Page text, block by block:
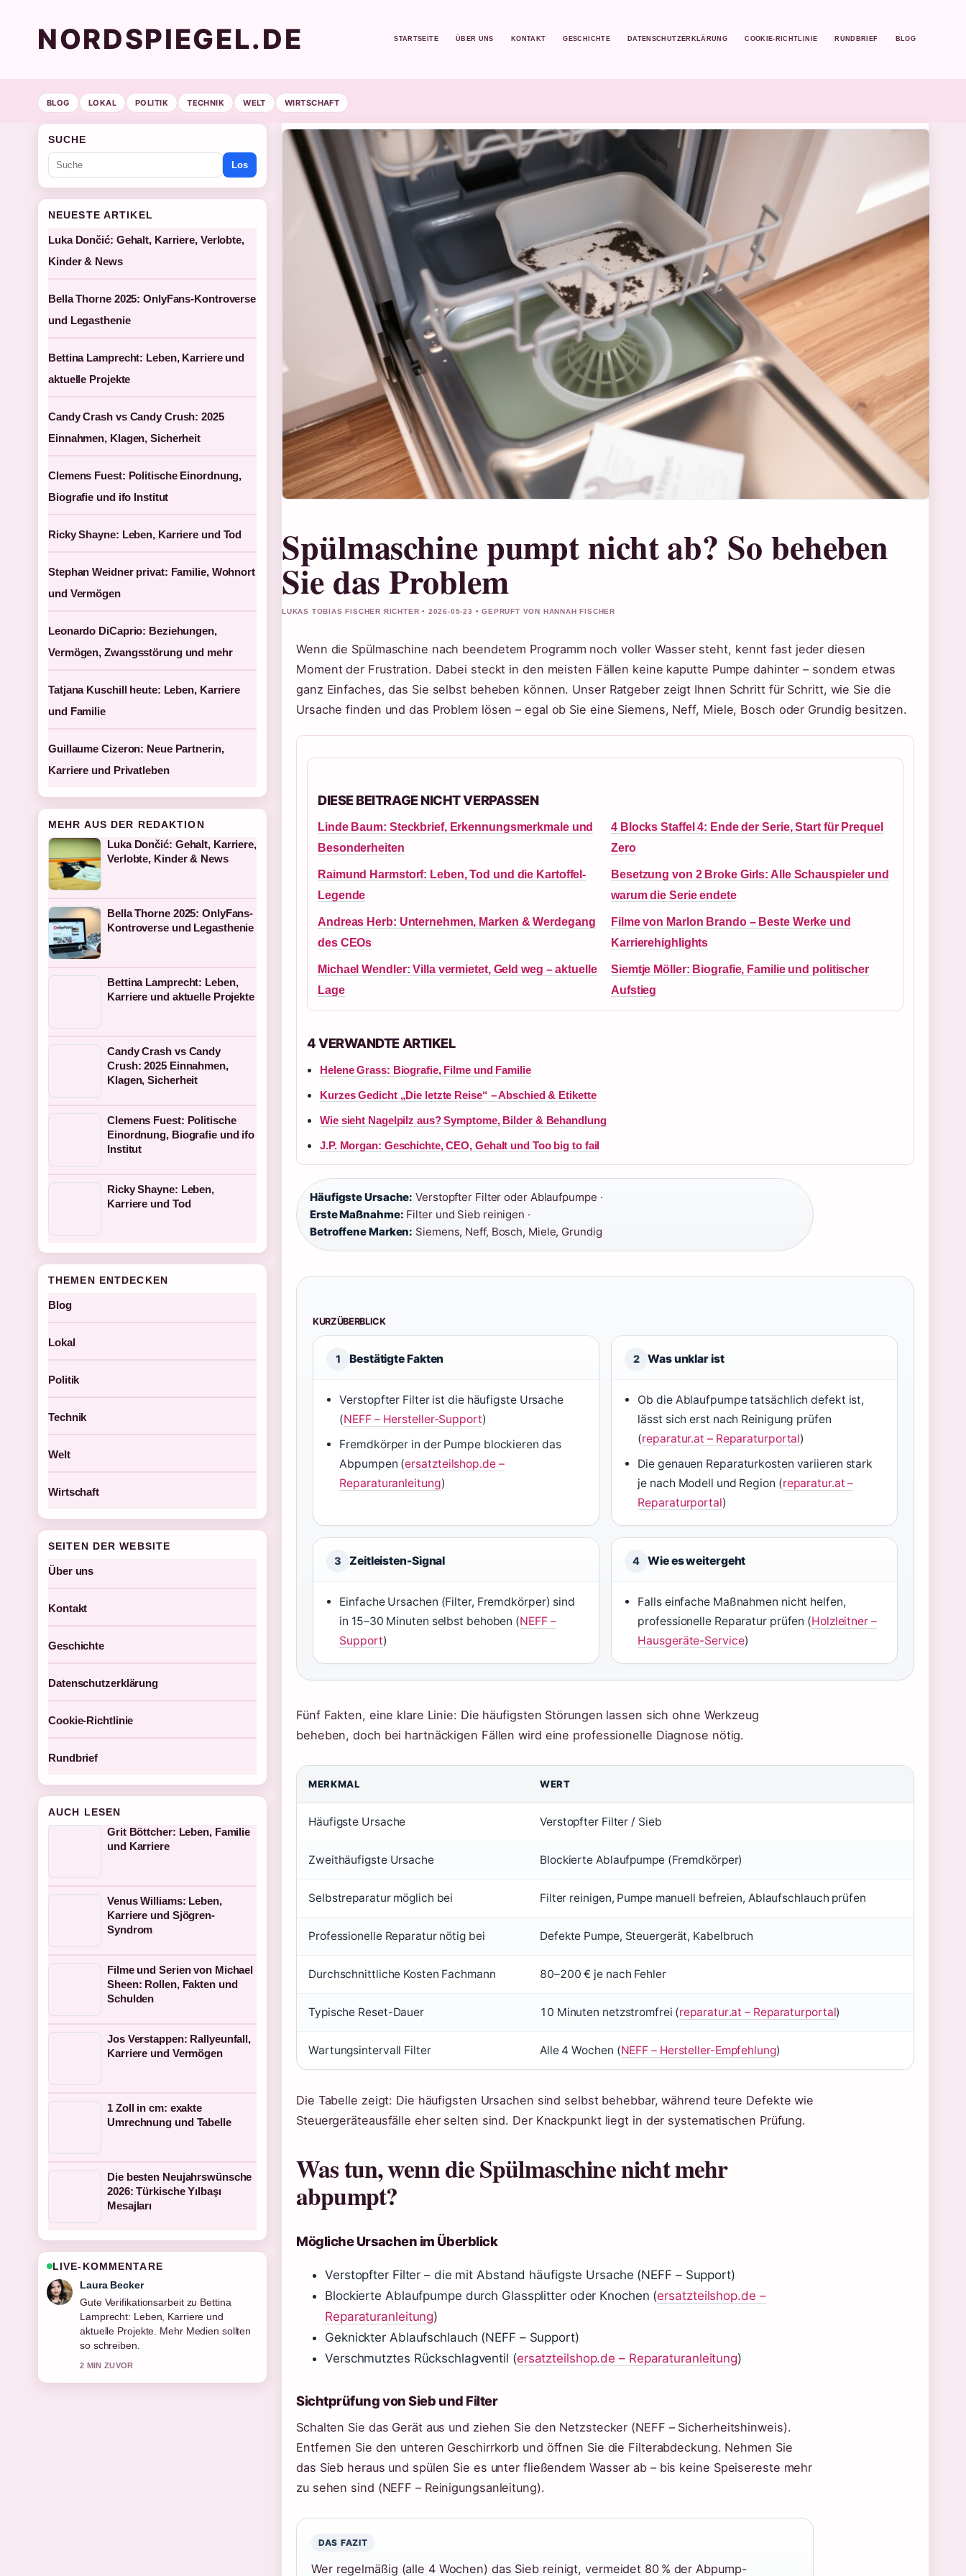
NORDSPIEGEL.DE STARTSEITE ÜBER UNS KONTAKT GESCHICHTE DATENSCHUTZERKLÄRUNG COOKIE-RICHTLINIE RUNDBRIEF BLOG
BLOG LOKAL POLITIK TECHNIK WELT WIRTSCHAFT
Spülmaschine pumpt nicht ab? So beheben
Sie das Problem
LUKAS TOBIAS FISCHER RICHTER • 2026-05-23 • GEPRUFT VON HANNAH FISCHER
Wenn die Spülmaschine nach beendetem Programm noch voller Wasser steht, kennt fast jeder diesen
Moment der Frustration. Dabei steckt in den meisten Fällen keine kaputte Pumpe dahinter – sondern etwas
ganz Einfaches, das Sie selbst beheben können. Unser Ratgeber zeigt Ihnen Schritt für Schritt, wie Sie die
Ursache finden und das Problem lösen – egal ob Sie eine Siemens, Neff, Miele, Bosch oder Grundig besitzen.
DIESE BEITRAGE NICHT VERPASSEN
Linde Baum: Steckbrief, Erkennungsmerkmale und
Besonderheiten
4 Blocks Staffel 4: Ende der Serie, Start für Prequel
Zero
Raimund Harmstorf: Leben, Tod und die Kartoffel-
Legende
Besetzung von 2 Broke Girls: Alle Schauspieler und
warum die Serie endete
Andreas Herb: Unternehmen, Marken & Werdegang
des CEOs
Filme von Marlon Brando – Beste Werke und
Karrierehighlights
Michael Wendler: Villa vermietet, Geld weg – aktuelle
Lage
Siemtje Möller: Biografie, Familie und politischer
Aufstieg
4 VERWANDTE ARTIKEL
Helene Grass: Biografie, Filme und Familie
Kurzes Gedicht „Die letzte Reise“ – Abschied & Etikette
Wie sieht Nagelpilz aus? Symptome, Bilder & Behandlung
J.P. Morgan: Geschichte, CEO, Gehalt und Too big to fail
Häufigste Ursache: Verstopfter Filter oder Ablaufpumpe ·
Erste Maßnahme: Filter und Sieb reinigen ·
Betroffene Marken: Siemens, Neff, Bosch, Miele, Grundig
KURZÜBERBLICK
1 Bestätigte Fakten
Verstopfter Filter ist die häufigste Ursache
(NEFF – Hersteller-Support)
Fremdkörper in der Pumpe blockieren das
Abpumpen (ersatzteilshop.de –
Reparaturanleitung)
2 Was unklar ist
Ob die Ablaufpumpe tatsächlich defekt ist,
lässt sich erst nach Reinigung prüfen
(reparatur.at – Reparaturportal)
Die genauen Reparaturkosten variieren stark
je nach Modell und Region (reparatur.at –
Reparaturportal)
3 Zeitleisten-Signal
Einfache Ursachen (Filter, Fremdkörper) sind
in 15–30 Minuten selbst behoben (NEFF –
Support)
4 Wie es weitergeht
Falls einfache Maßnahmen nicht helfen,
professionelle Reparatur prüfen (Holzleitner –
Hausgeräte-Service)
Fünf Fakten, eine klare Linie: Die häufigsten Störungen lassen sich ohne Werkzeug
beheben, doch bei hartnäckigen Fällen wird eine professionelle Diagnose nötig.
MERKMAL WERT
Häufigste Ursache Verstopfter Filter / Sieb
Zweithäufigste Ursache Blockierte Ablaufpumpe (Fremdkörper)
Selbstreparatur möglich bei Filter reinigen, Pumpe manuell befreien, Ablaufschlauch prüfen
Professionelle Reparatur nötig bei Defekte Pumpe, Steuergerät, Kabelbruch
Durchschnittliche Kosten Fachmann 80–200 € je nach Fehler
Typische Reset-Dauer 10 Minuten netzstromfrei (reparatur.at – Reparaturportal)
Wartungsintervall Filter Alle 4 Wochen (NEFF – Hersteller-Empfehlung)
Die Tabelle zeigt: Die häufigsten Ursachen sind selbst behebbar, während teure Defekte wie
Steuergeräteausfälle eher selten sind. Der Knackpunkt liegt in der systematischen Prüfung.
Was tun, wenn die Spülmaschine nicht mehr
abpumpt?
Mögliche Ursachen im Überblick
Verstopfter Filter – die mit Abstand häufigste Ursache (NEFF – Support)
Blockierte Ablaufpumpe durch Glassplitter oder Knochen (ersatzteilshop.de –
Reparaturanleitung)
Geknickter Ablaufschlauch (NEFF – Support)
Verschmutztes Rückschlagventil (ersatzteilshop.de – Reparaturanleitung)
Sichtprüfung von Sieb und Filter
Schalten Sie das Gerät aus und ziehen Sie den Netzstecker (NEFF – Sicherheitshinweis).
Entfernen Sie den unteren Geschirrkorb und öffnen Sie die Filterabdeckung. Nehmen Sie
das Sieb heraus und spülen Sie es unter fließendem Wasser ab – bis keine Speisereste mehr
zu sehen sind (NEFF – Reinigungsanleitung).
DAS FAZIT
Wer regelmäßig (alle 4 Wochen) das Sieb reinigt, vermeidet 80 % der Abpump-
SUCHE
Los
NEUESTE ARTIKEL
Luka Dončić: Gehalt, Karriere, Verlobte,
Kinder & News
Bella Thorne 2025: OnlyFans-Kontroverse
und Legasthenie
Bettina Lamprecht: Leben, Karriere und
aktuelle Projekte
Candy Crash vs Candy Crush: 2025
Einnahmen, Klagen, Sicherheit
Clemens Fuest: Politische Einordnung,
Biografie und ifo Institut
Ricky Shayne: Leben, Karriere und Tod
Stephan Weidner privat: Familie, Wohnort
und Vermögen
Leonardo DiCaprio: Beziehungen,
Vermögen, Zwangsstörung und mehr
Tatjana Kuschill heute: Leben, Karriere
und Familie
Guillaume Cizeron: Neue Partnerin,
Karriere und Privatleben
MEHR AUS DER REDAKTION
Luka Dončić: Gehalt, Karriere,
Verlobte, Kinder & News
Bella Thorne 2025: OnlyFans-
Kontroverse und Legasthenie
Bettina Lamprecht: Leben,
Karriere und aktuelle Projekte
Candy Crash vs Candy
Crush: 2025 Einnahmen,
Klagen, Sicherheit
Clemens Fuest: Politische
Einordnung, Biografie und ifo
Institut
Ricky Shayne: Leben,
Karriere und Tod
THEMEN ENTDECKEN
Blog
Lokal
Politik
Technik
Welt
Wirtschaft
SEITEN DER WEBSITE
Über uns
Kontakt
Geschichte
Datenschutzerklärung
Cookie-Richtlinie
Rundbrief
AUCH LESEN
Grit Böttcher: Leben, Familie
und Karriere
Venus Williams: Leben,
Karriere und Sjögren-
Syndrom
Filme und Serien von Michael
Sheen: Rollen, Fakten und
Schulden
Jos Verstappen: Rallyeunfall,
Karriere und Vermögen
1 Zoll in cm: exakte
Umrechnung und Tabelle
Die besten Neujahrswünsche
2026: Türkische Yılbaşı
Mesajları
LIVE-KOMMENTARE
Nico Hoffmann
Starke Einordnung zu Luka Dončić:
Gehalt, Karriere, Verlobte, Kinder
&#038;.... Das ist die klarste
Zusammenfassung, die ich heute